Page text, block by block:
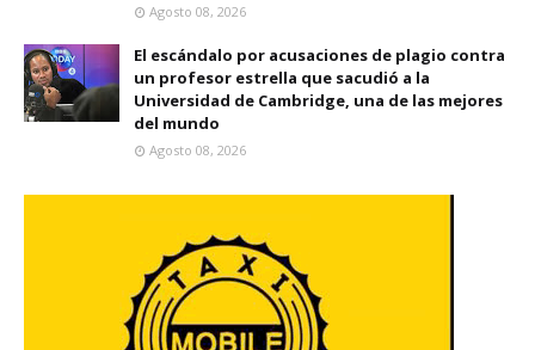
Agosto 08, 2026
El escándalo por acusaciones de plagio contra
un profesor estrella que sacudió a la
Universidad de Cambridge, una de las mejores
del mundo
Agosto 08, 2026